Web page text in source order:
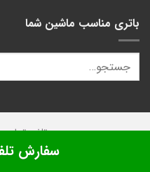
باتری مناسب ماشین شما
تلفن تماس:
تمامی حقوق این
سفارش